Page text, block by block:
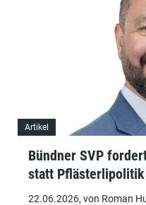
Artikel
Bündner SVP
statt
22.06.2026, von Roman